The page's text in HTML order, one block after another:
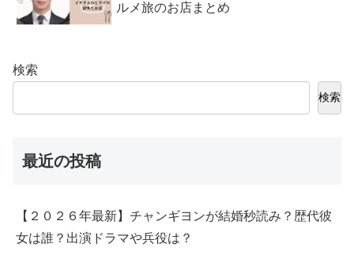
ルメ旅のお店まとめ
検索
検索
最近の投稿
【２０２６年最新】チャンギヨンが結婚秒読み？歴代彼
女は誰？出演ドラマや兵役は？